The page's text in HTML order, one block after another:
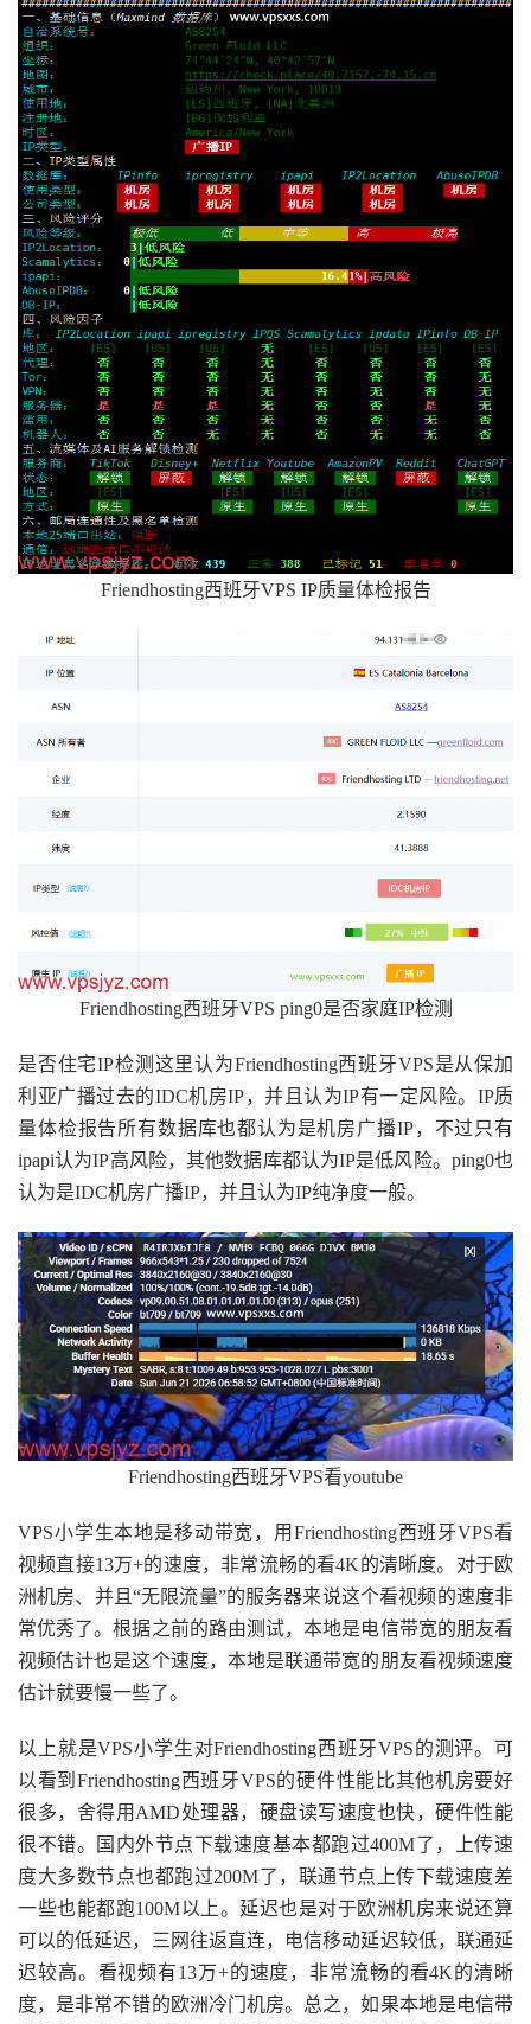
Friendhosting西班牙VPS IP质量体检报告
Friendhosting西班牙VPS ping0是否家庭IP检测
是否住宅IP检测这里认为Friendhosting西班牙VPS是从保加
利亚广播过去的IDC机房IP，并且认为IP有一定风险。IP质
量体检报告所有数据库也都认为是机房广播IP，不过只有
ipapi认为IP高风险，其他数据库都认为IP是低风险。ping0也
认为是IDC机房广播IP，并且认为IP纯净度一般。
Friendhosting西班牙VPS看youtube
VPS小学生本地是移动带宽，用Friendhosting西班牙VPS看
视频直接13万+的速度，非常流畅的看4K的清晰度。对于欧
洲机房、并且“无限流量”的服务器来说这个看视频的速度非
常优秀了。根据之前的路由测试，本地是电信带宽的朋友看
视频估计也是这个速度，本地是联通带宽的朋友看视频速度
估计就要慢一些了。
以上就是VPS小学生对Friendhosting西班牙VPS的测评。可
以看到Friendhosting西班牙VPS的硬件性能比其他机房要好
很多，舍得用AMD处理器，硬盘读写速度也快，硬件性能
很不错。国内外节点下载速度基本都跑过400M了，上传速
度大多数节点也都跑过200M了，联通节点上传下载速度差
一些也能都跑100M以上。延迟也是对于欧洲机房来说还算
可以的低延迟，三网往返直连，电信移动延迟较低，联通延
迟较高。看视频有13万+的速度，非常流畅的看4K的清晰
度，是非常不错的欧洲冷门机房。总之，如果本地是电信带